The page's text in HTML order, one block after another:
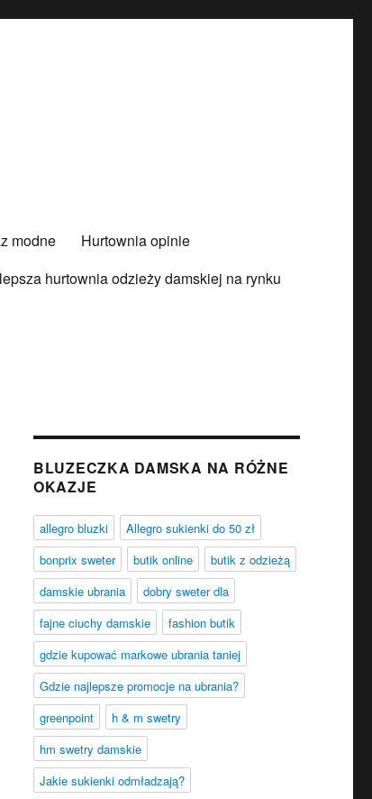
modne
Hurtownia opinie
hurtownia odzieży damskiej na rynku
BLUZECZKA DAMSKA NA RÓŻNE
OKAZJE
allegro bluzki
Allegro sukienki do 50 zł
bonprix sweter
butik online
butik z odzieżą
damskie ubrania
dobry sweter dla
fajne ciuchy damskie
fashion butik
gdzie kupować markowe ubrania taniej
Gdzie najlepsze promocje na ubrania?
greenpoint
h & m swetry
hm swetry damskie
Jakie sukienki odmładzają?